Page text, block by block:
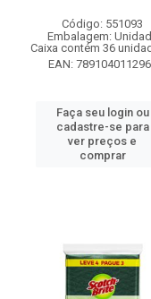
Código: 551093
Embalagem:
Caixa contém 36
EAN:
Faça seu login ou
cadastre-se para
ver preços e
comprar